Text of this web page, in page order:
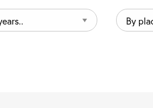
By
places..